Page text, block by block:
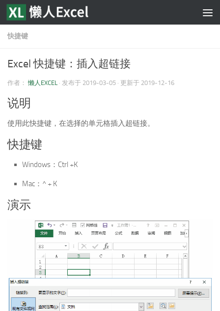
跳至内容
快捷键
Excel 快捷键：插入超链接
作者： 懒人EXCEL · 发布于 2019-03-05 · 更新于 2019-12-16
说明
使用此快捷键，在选择的单元格插入超链接。
快捷键
Windows：Ctrl +K
Mac：^ + K
演示